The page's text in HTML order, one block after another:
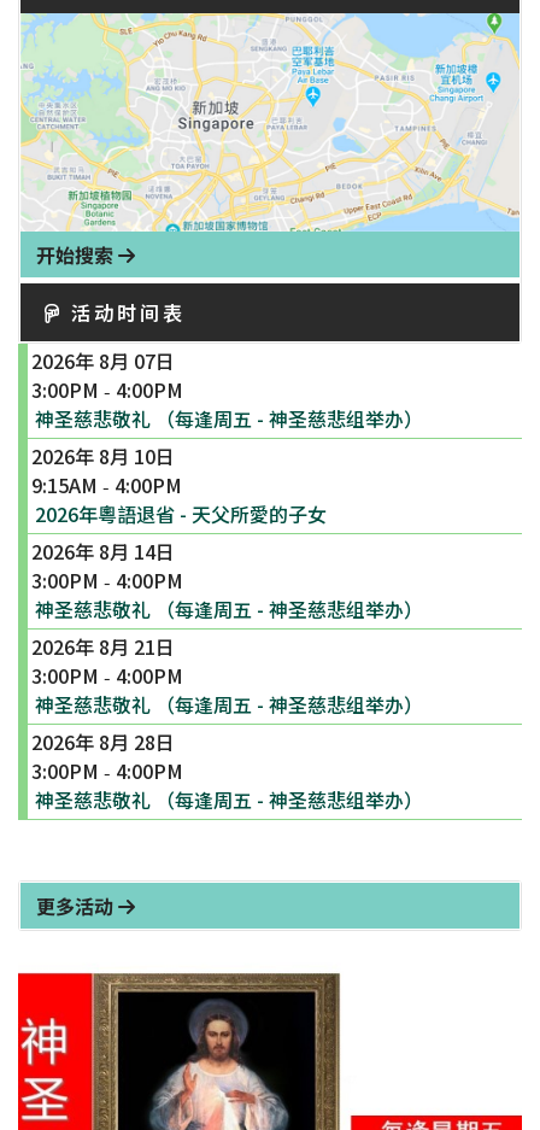
开始搜索
活动时间表
2026年 8月 07日
3:00PM - 4:00PM
神圣慈悲敬礼 （每逢周五 - 神圣慈悲组举办）
2026年 8月 10日
9:15AM - 4:00PM
2026年粵語退省 - 天父所愛的子女
2026年 8月 14日
3:00PM - 4:00PM
神圣慈悲敬礼 （每逢周五 - 神圣慈悲组举办）
2026年 8月 21日
3:00PM - 4:00PM
神圣慈悲敬礼 （每逢周五 - 神圣慈悲组举办）
2026年 8月 28日
3:00PM - 4:00PM
神圣慈悲敬礼 （每逢周五 - 神圣慈悲组举办）
更多活动